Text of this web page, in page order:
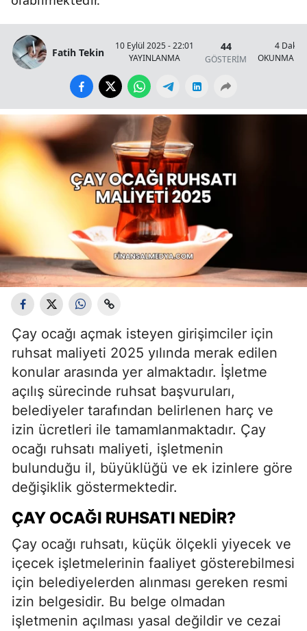
Fatih Tekin
10 Eylül 2025 - 22:01
YAYINLANMA
44
GÖSTERİM
4 Dakika
OKUNMA
Çay ocağı açmak isteyen girişimciler için
ruhsat maliyeti 2025 yılında merak edilen
konular arasında yer almaktadır. İşletme
açılış sürecinde ruhsat başvuruları,
belediyeler tarafından belirlenen harç ve
izin ücretleri ile tamamlanmaktadır. Çay
ocağı ruhsatı maliyeti, işletmenin
bulunduğu il, büyüklüğü ve ek izinlere göre
değişiklik göstermektedir.
ÇAY OCAĞI RUHSATI NEDIR?
Çay ocağı ruhsatı, küçük ölçekli yiyecek ve
içecek işletmelerinin faaliyet gösterebilmesi
için belediyelerden alınması gereken resmi
izin belgesidir. Bu belge olmadan
işletmenin açılması yasal değildir ve cezai